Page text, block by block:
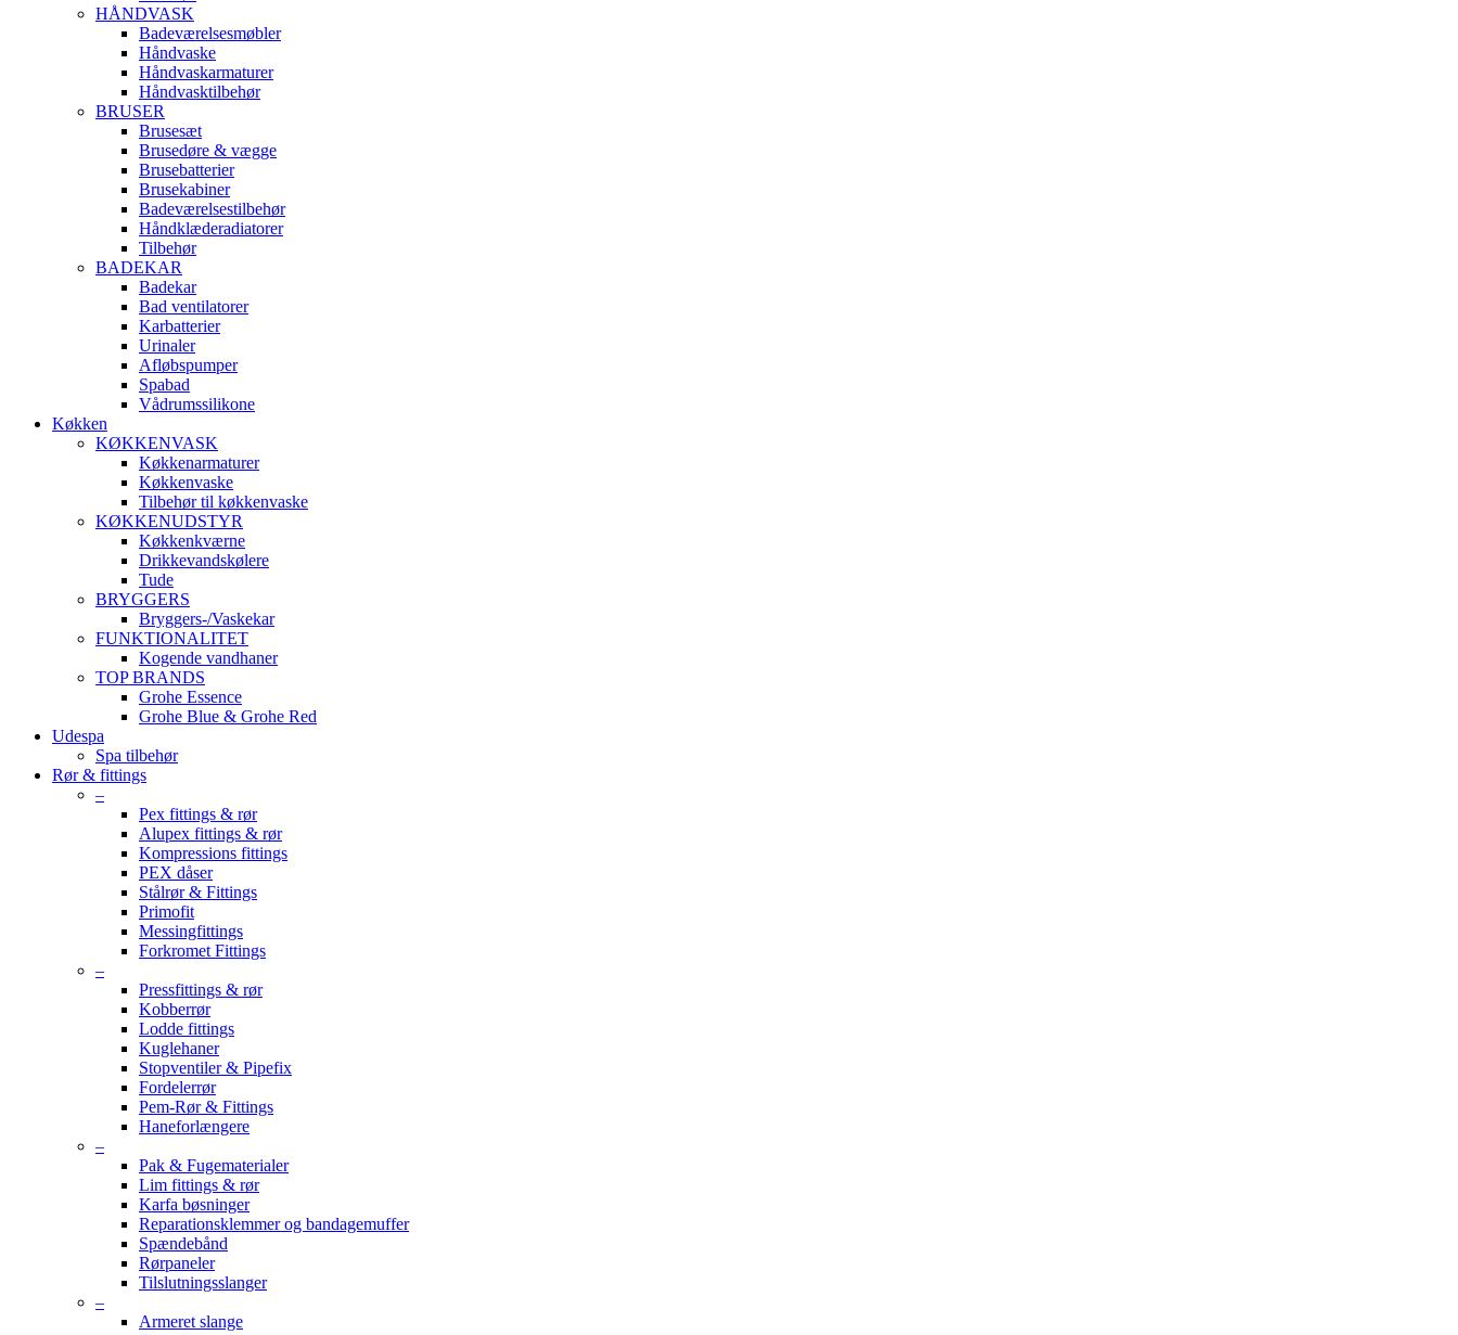
HÅNDVASK
Badeværelsesmøbler
Håndvaske
Håndvaskarmaturer
Håndvasktilbehør
BRUSER
Brusesæt
Brusedøre & vægge
Brusebatterier
Brusekabiner
Badeværelsestilbehør
Håndklæderadiatorer
Tilbehør
BADEKAR
Badekar
Bad ventilatorer
Karbatterier
Urinaler
Afløbspumper
Spabad
Vådrumssilikone
Køkken
KØKKENVASK
Køkkenarmaturer
Køkkenvaske
Tilbehør til køkkenvaske
KØKKENUDSTYR
Køkkenkværne
Drikkevandskølere
Tude
BRYGGERS
Bryggers-/Vaskekar
FUNKTIONALITET
Kogende vandhaner
TOP BRANDS
Grohe Essence
Grohe Blue & Grohe Red
Udespa
Spa tilbehør
Rør & fittings
–
Pex fittings & rør
Alupex fittings & rør
Kompressions fittings
PEX dåser
Stålrør & Fittings
Primofit
Messingfittings
Forkromet Fittings
–
Pressfittings & rør
Kobberrør
Lodde fittings
Kuglehaner
Stopventiler & Pipefix
Fordelerrør
Pem-Rør & Fittings
Haneforlængere
–
Pak & Fugematerialer
Lim fittings & rør
Karfa bøsninger
Reparationsklemmer og bandagemuffer
Spændebånd
Rørpaneler
Tilslutningsslanger
–
Armeret slange